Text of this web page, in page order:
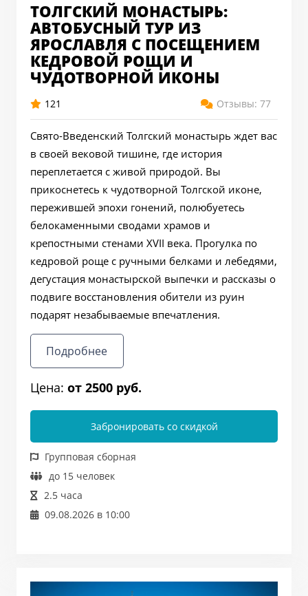
ТОЛГСКИЙ МОНАСТЫРЬ:
АВТОБУСНЫЙ ТУР ИЗ
ЯРОСЛАВЛЯ С ПОСЕЩЕНИЕМ
КЕДРОВОЙ РОЩИ И
ЧУДОТВОРНОЙ ИКОНЫ
121 Отзывы: 77
Свято-Введенский Толгский монастырь ждет вас
в своей вековой тишине, где история
переплетается с живой природой. Вы
прикоснетесь к чудотворной Толгской иконе,
пережившей эпохи гонений, полюбуетесь
белокаменными сводами храмов и
крепостными стенами XVII века. Прогулка по
кедровой роще с ручными белками и лебедями,
дегустация монастырской выпечки и рассказы о
подвиге восстановления обители из руин
подарят незабываемые впечатления.
Подробнее
Цена: от 2500 руб.
Забронировать со скидкой
Групповая сборная
до 15 человек
2.5 часа
09.08.2026 в 10:00